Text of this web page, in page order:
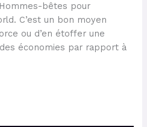
bêtes pour
C’est un bon moyen
ou d’en étoffer une
économies par rapport à